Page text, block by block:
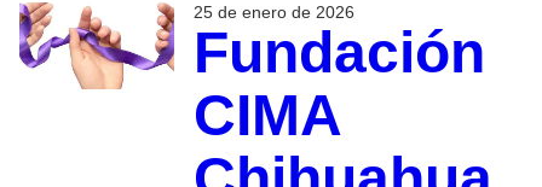
25 de enero de 2026
Fundación
CIMA